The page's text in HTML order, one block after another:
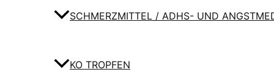
SCHMERZMITTEL / ADHS- UND
KO TROPFEN